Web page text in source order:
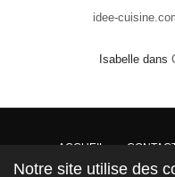
idee-
Isabelledans
ACCUEIL
DROITS DE PROPRIÉTÉ :
Notre site utilise des